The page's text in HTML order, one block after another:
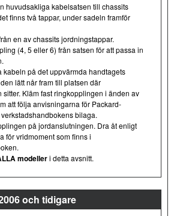
huvudsakliga kabelsatsen till chassits
finns två tappar, under sadeln framför
en av chassits jordningstappar.
(4, 5 eller 6) från satsen för att passa in
kabeln på det uppvärmda handtagets
lätt når fram till platsen där
Kläm fast ringkopplingen i änden av
att följa anvisningarna för Packard-
bilaga.
på jordanslutningen. Dra åt enligt
för vridmoment som finns i
modelleri detta avsnitt.
och tidigare